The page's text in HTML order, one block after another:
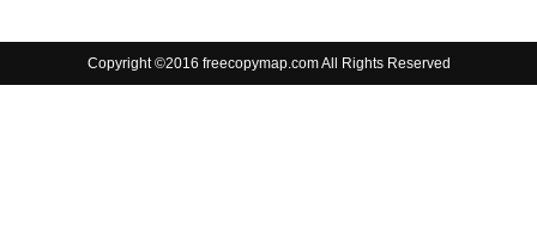
Copyright ©2016 freecopymap.com All Rights Reserved